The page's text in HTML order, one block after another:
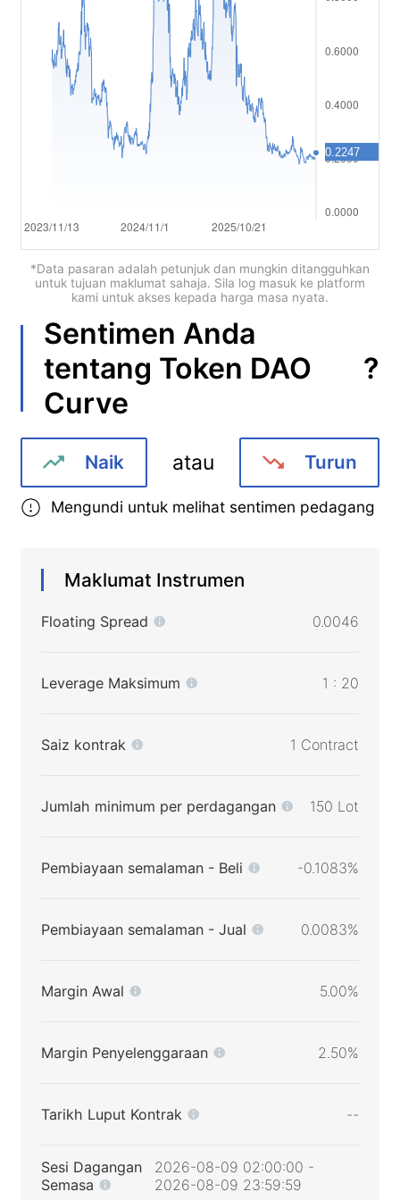
Tiếng việt
Bahasa Indonesia
Bahasa Melayu
*Data pasaran adalah petunjuk dan mungkin ditangguhkan
untuk tujuan maklumat sahaja. Sila log masuk ke platform
kami untuk akses kepada harga masa nyata.
Sentimen Anda
tentang Token DAO
Curve
?
Naik atau Turun
Mengundi untuk melihat sentimen pedagang
Maklumat Instrumen
Floating Spread 0.0046
Leverage Maksimum 1 : 20
Saiz kontrak 1 Contract
Jumlah minimum per perdagangan 150 Lot
Pembiayaan semalaman - Beli -0.1083%
Pembiayaan semalaman - Jual 0.0083%
Margin Awal 5.00%
Margin Penyelenggaraan 2.50%
Tarikh Luput Kontrak --
Sesi Dagangan
Semasa
2026-08-09 02:00:00 -
2026-08-09 23:59:59